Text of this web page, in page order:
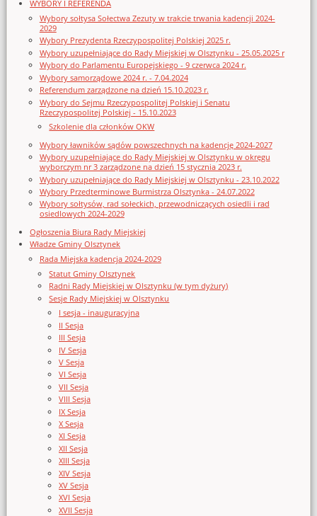
WYBORY I REFERENDA
Wybory sołtysa Sołectwa Zezuty w trakcie trwania kadencji 2024-
2029
Wybory Prezydenta Rzeczypospolitej Polskiej 2025 r.
Wybory uzupełniające do Rady Miejskiej w Olsztynku - 25.05.2025 r
Wybory do Parlamentu Europejskiego - 9 czerwca 2024 r.
Wybory samorządowe 2024 r. - 7.04.2024
Referendum zarządzone na dzień 15.10.2023 r.
Wybory do Sejmu Rzeczypospolitej Polskiej i Senatu
Rzeczypospolitej Polskiej - 15.10.2023
Szkolenie dla członków OKW
Wybory ławników sądów powszechnych na kadencję 2024-2027
Wybory uzupełniające do Rady Miejskiej w Olsztynku w okręgu
wyborczym nr 3 zarządzone na dzień 15 stycznia 2023 r.
Wybory uzupełniające do Rady Miejskiej w Olsztynku - 23.10.2022
Wybory Przedterminowe Burmistrza Olsztynka - 24.07.2022
Wybory sołtysów, rad sołeckich, przewodniczących osiedli i rad
osiedlowych 2024-2029
Ogłoszenia Biura Rady Miejskiej
Władze Gminy Olsztynek
Rada Miejska kadencja 2024-2029
Statut Gminy Olsztynek
Radni Rady Miejskiej w Olsztynku (w tym dyżury)
Sesje Rady Miejskiej w Olsztynku
I sesja - inauguracyjna
II Sesja
III Sesja
IV Sesja
V Sesja
VI Sesja
VII Sesja
VIII Sesja
IX Sesja
X Sesja
XI Sesja
XII Sesja
XIII Sesja
XIV Sesja
XV Sesja
XVI Sesja
XVII Sesja